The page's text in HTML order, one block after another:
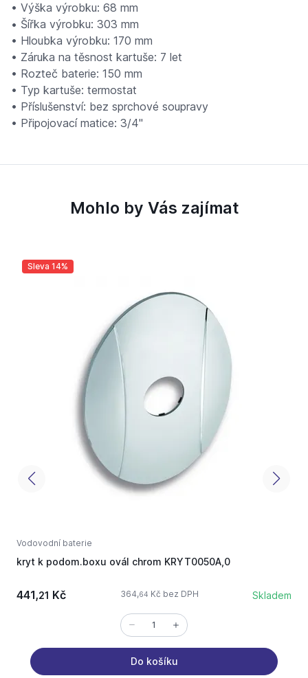
• Výška výrobku: 68 mm
• Šířka výrobku: 303 mm
• Hloubka výrobku: 170 mm
• Záruka na těsnost kartuše: 7 let
• Rozteč baterie: 150 mm
• Typ kartuše: termostat
• Příslušenství: bez sprchové soupravy
• Připojovací matice: 3/4"
Mohlo by Vás zajímat
Sleva 14%
Vodovodní baterie
kryt k podom.boxu ovál chrom KRYT0050A,0
441,21 Kč 364,64 Kč bez DPH Skladem
Do košíku